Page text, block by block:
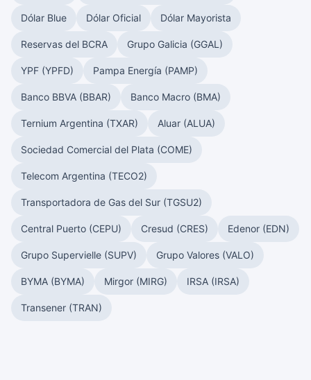
Dólar Blue Dólar Oficial Dólar Mayorista
Reservas del BCRA Grupo Galicia (GGAL)
YPF (YPFD) Pampa Energía (PAMP)
Banco BBVA (BBAR) Banco Macro (BMA)
Ternium Argentina (TXAR) Aluar (ALUA)
Sociedad Comercial del Plata (COME)
Telecom Argentina (TECO2)
Transportadora de Gas del Sur (TGSU2)
Central Puerto (CEPU) Cresud (CRES) Edenor (EDN)
Grupo Supervielle (SUPV) Grupo Valores (VALO)
BYMA (BYMA) Mirgor (MIRG) IRSA (IRSA)
Transener (TRAN)